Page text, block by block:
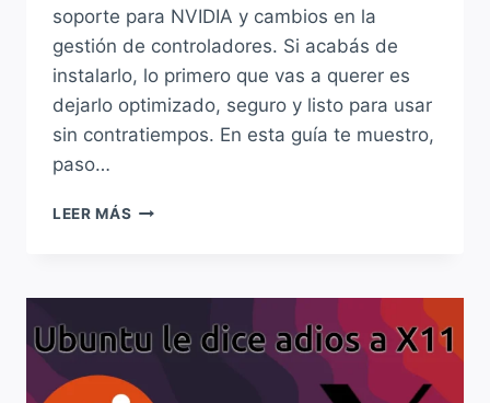
soporte para NVIDIA y cambios en la
gestión de controladores. Si acabás de
instalarlo, lo primero que vas a querer es
dejarlo optimizado, seguro y listo para usar
sin contratiempos. En esta guía te muestro,
paso…
LEER MÁS QUÉ
INSTALAR
UBUNTU
25.10:
COMPLETA